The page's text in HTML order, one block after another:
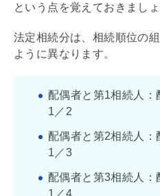
という点を覚えておきましょ
法定相続分は、相続順位の
ように異なります。
配偶者と第1相続人：
1／2
配偶者と第2相続人：
1／3
配偶者と第3相続人：
1／4